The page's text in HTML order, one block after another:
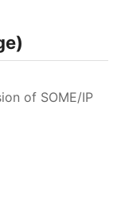
of SOME/IP